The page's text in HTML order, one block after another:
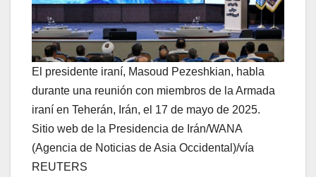
El presidente iraní, Masoud Pezeshkian, habla
durante una reunión con miembros de la Armada
iraní en Teherán, Irán, el 17 de mayo de 2025.
Sitio web de la Presidencia de Irán/WANA
(Agencia de Noticias de Asia Occidental)/vía
REUTERS